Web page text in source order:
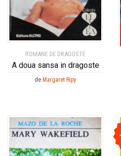
ROMANE DE DRAGOSTE
A doua sansa in dragoste
de Margaret Ripy